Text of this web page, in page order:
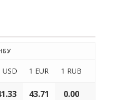
USD 1 EUR 1 RUB
43.71 0.00